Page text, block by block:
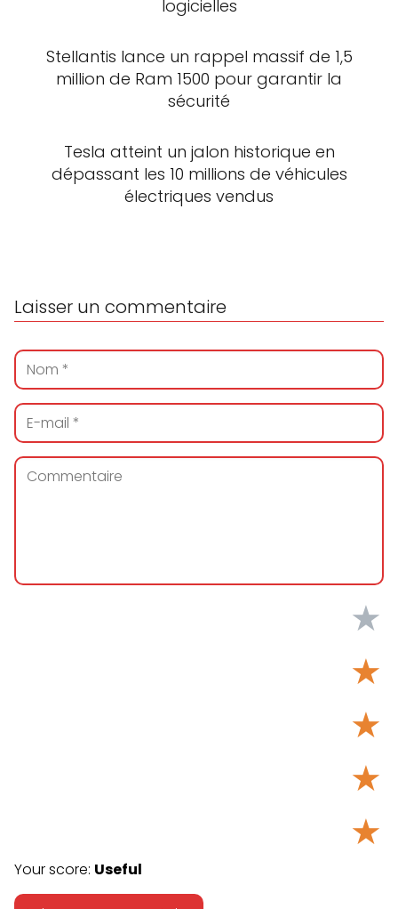
logicielles
Stellantis lance un rappel massif de 1,5
million de Ram 1500 pour garantir la
sécurité
Tesla atteint un jalon historique en
dépassant les 10 millions de véhicules
électriques vendus
Laisser un commentaire
★
★
★
★
★
Your score: Useful